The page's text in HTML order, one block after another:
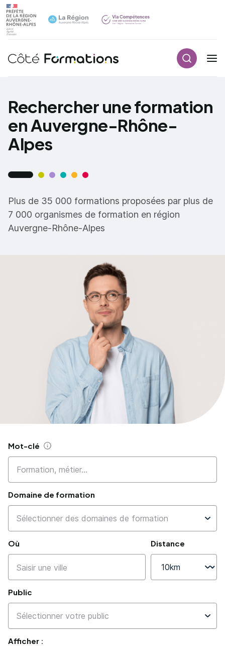
Navigation principale
Rechercher une formation
en Auvergne-Rhône-
Alpes
Plus de 35 000 formations proposées par plus de
7 000 organismes de formation en région
Auvergne-Rhône-Alpes
Mot-clé Aide
Domaine de formation
Où Distance
Public
Afficher :